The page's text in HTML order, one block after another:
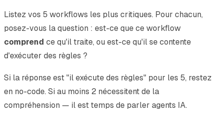
Listez vos 5 workflows les plus critiques. Pour chacun,
posez-vous la question : est-ce que ce workflow
comprend ce qu'il traite, ou est-ce qu'il se contente
d'exécuter des règles ?
Si la réponse est "il exécute des règles" pour les 5, restez
en no-code. Si au moins 2 nécessitent de la
compréhension — il est temps de parler agents IA.